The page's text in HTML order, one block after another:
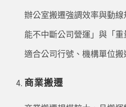
辦公室搬遷強調效率與動線
能不中斷公司營運」與「重
適合公司行號、機構單位搬
商業搬遷